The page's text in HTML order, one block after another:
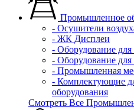
Промышленное
- Осушители
- ЖК Дисплеи
- Оборудование
- Оборудование для
- Промышленная
- Комплектующие
оборудования
Смотреть Все